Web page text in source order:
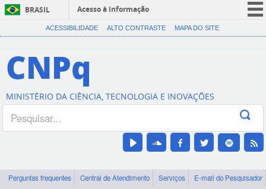
BRASIL
Acesso à informação
CORONAVÍRUS (COVID-19)
Canais
ACESSIBILIDADE ALTO CONTRASTE MAPA DO SITE
CNPq
MINISTÉRIO DA CIÊNCIA, TECNOLOGIA E INOVAÇÕES
Perguntas frequentes Central de Atendimento Serviços
E-mail do Pesquisador